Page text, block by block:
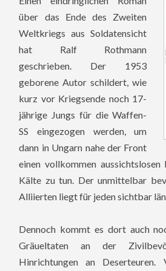
über das Ende des Zweiten
Weltkriegs aus Soldatensicht
hat Ralf Rothmann
geschrieben. Der 1953
geborene Autor schildert, wie
kurz vor Kriegsende noch 17-
jährige Jungs für die Waffen-
SS eingezogen werden, um
dann in Ungarn nahe der Front
einen vollkommen
Kälte zu tun. Der unmittelbar
Alliierten liegt für jeden sichtbar
Dennoch kommt es dort auch
Gräueltaten an der
Hinrichtungen an